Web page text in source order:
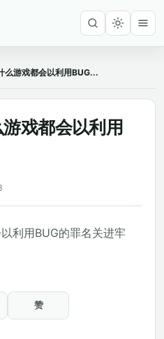
么游戏都会以利用BUG...
戏都会以利用
利用BUG的罪名关进牢
赞